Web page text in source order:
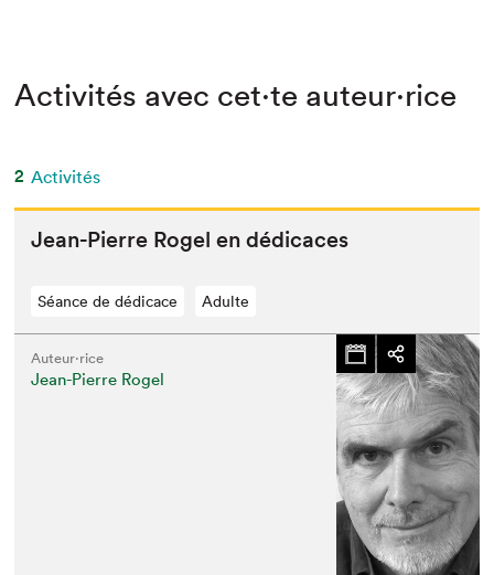
Activités avec cet·te auteur·rice
2 Activités
Jean-Pierre Rogel en dédicaces
Séance de dédicace Adulte
Auteur·rice
Jean-Pierre Rogel